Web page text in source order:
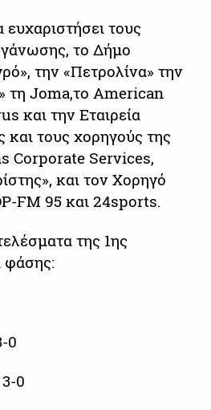
τους
το Δήμο
την «Πετρολίνα» την
τη Joma,το American
και την Εταιρεία
τους χορηγούς της
Corporate Services,
και τον Χορηγό
FM 95 και 24sports.
της 1ης
φάσης:
0
0